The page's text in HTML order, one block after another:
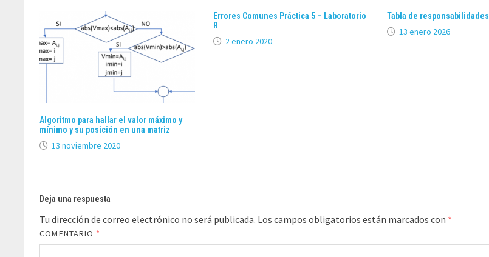
Algoritmo para hallar el valor máximo y
mínimo y su posición en una matriz
13 noviembre 2020
Errores Comunes Práctica 5 – Laboratorio
R
2 enero 2020
Tabla de responsabilidades
13 enero 2026
Deja una respuesta
Tu dirección de correo electrónico no será publicada. Los campos obligatorios están marcados con *
COMENTARIO *